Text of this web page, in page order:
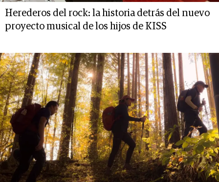
Herederos del rock: la historia detrás del nuevo
proyecto musical de los hijos de KISS